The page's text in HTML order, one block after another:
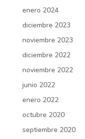
enero 2024
diciembre 2023
noviembre 2023
diciembre 2022
noviembre 2022
junio 2022
enero 2022
octubre 2020
septiembre 2020